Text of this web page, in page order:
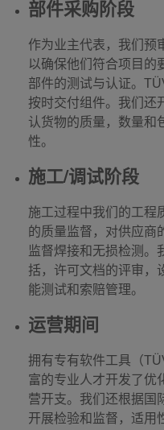
部件采购阶段
作为业主代表，我们预
以确保他们符合项目的
部件的测试与认证。
按时交付组件。我们还
认货物的质量，数量和
性。
施工/调试阶段
施工过程中我们的工程
的质量监督，对供应商
监督焊接和无损检测。
括，许可文档的评审，
能测试和索赔管理。
运营期间
拥有专有软件工具（
富的专业人才开发了优
营开支。我们还根据国
开展检验和监督，适用